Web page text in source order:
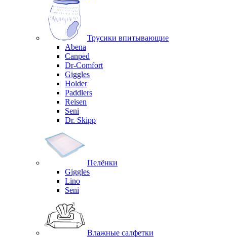
Трусики впитывающие
Abena
Canped
Dr-Comfort
Giggles
Holder
Paddlers
Reisen
Seni
Dr. Skipp
Пелёнки
Giggles
Lino
Seni
Влажные салфетки